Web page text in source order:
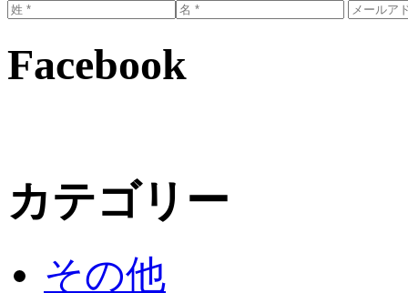
Facebook
カテゴリー
その他